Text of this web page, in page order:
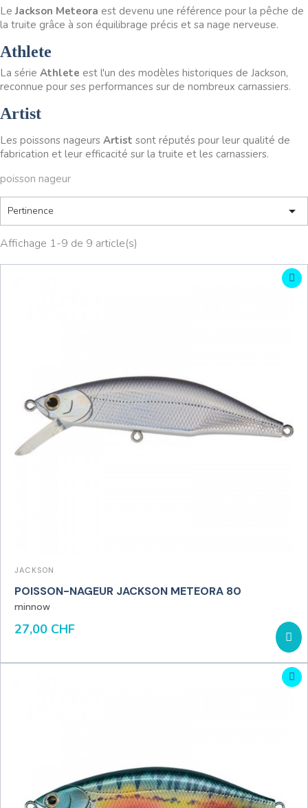
LeJackson Meteora est devenu une référence pour la pêche de
la truite grâce à son équilibrage précis et sa nage nerveuse.
Athlete
La série Athlete est l'un des modèles historiques de Jackson,
reconnue pour ses performances sur de nombreux carnassiers.
Artist
Les poissons nageurs Artist sont réputés pour leur qualité de
fabrication et leur efficacité sur la truite et les carnassiers.
poisson nageur
Pertinence 
Affichage 1-9 de 9 article(s)
JACKSON
POISSON-NAGEUR JACKSON METEORA 80
minnow
27,00 CHF